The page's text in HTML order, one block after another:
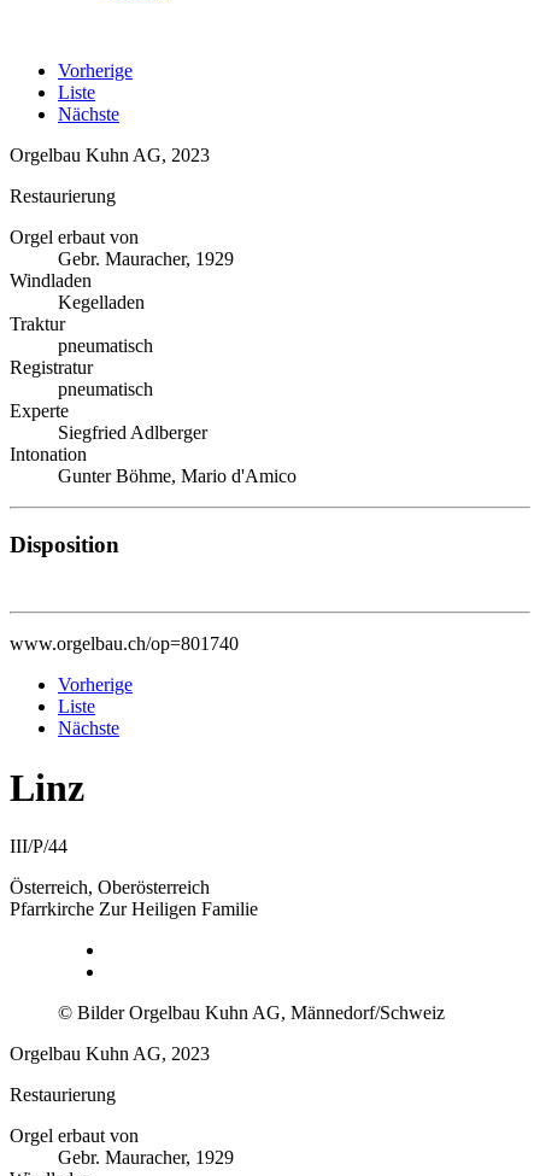
Vorherige
Liste
Nächste
Orgelbau Kuhn AG, 2023
Restaurierung
Orgel erbaut von
Gebr. Mauracher, 1929
Windladen
Kegelladen
Traktur
pneumatisch
Registratur
pneumatisch
Experte
Siegfried Adlberger
Intonation
Gunter Böhme, Mario d'Amico
Disposition
www.orgelbau.ch/op=801740
Vorherige
Liste
Nächste
Linz
III/P/44
Österreich, Oberösterreich
Pfarrkirche Zur Heiligen Familie
© Bilder Orgelbau Kuhn AG, Männedorf/Schweiz
Orgelbau Kuhn AG, 2023
Restaurierung
Orgel erbaut von
Gebr. Mauracher, 1929